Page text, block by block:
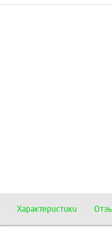
Характеристики